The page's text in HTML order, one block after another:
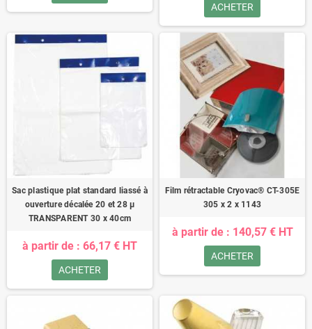
ACHETER
Sac plastique plat standard liassé à
ouverture décalée 20 et 28 µ
TRANSPARENT 30 x 40cm
à partir de : 66,17 € HT
ACHETER
Film rétractable Cryovac® CT-305E
305 x 2 x 1143
à partir de : 140,57 € HT
ACHETER